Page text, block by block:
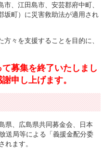
、江田島市、安芸郡府中町、
坂町）に災害救助法が適用され
方々を支援することを目的に、
募集を終了いたしまし
申し上げます。
県、広島県共同募金会、日本
送局等による「義援金配分委
れます。